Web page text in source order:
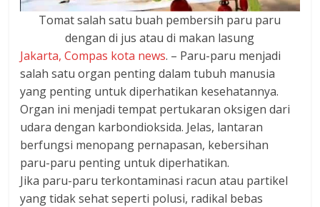
cerdas,
tajam
dan
berimbang.
Tomat salah satu buah pembersih paru paru
dengan di jus atau di makan lasung
Jakarta, Compas kota news. – Paru-paru menjadi
salah satu organ penting dalam tubuh manusia
yang penting untuk diperhatikan kesehatannya.
Organ ini menjadi tempat pertukaran oksigen dari
udara dengan karbondioksida. Jelas, lantaran
berfungsi menopang pernapasan, kebersihan
paru-paru penting untuk diperhatikan.
Jika paru-paru terkontaminasi racun atau partikel
yang tidak sehat seperti polusi, radikal bebas